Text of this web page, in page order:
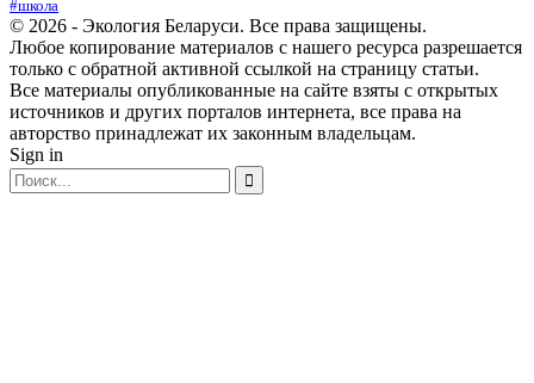
#школа
© 2026 - Экология Беларуси. Все права защищены.
Любое копирование материалов с нашего ресурса разрешается
только с обратной активной ссылкой на страницу статьи.
Все материалы опубликованные на сайте взяты с открытых
источников и других порталов интернета, все права на
авторство принадлежат их законным владельцам.
Sign in